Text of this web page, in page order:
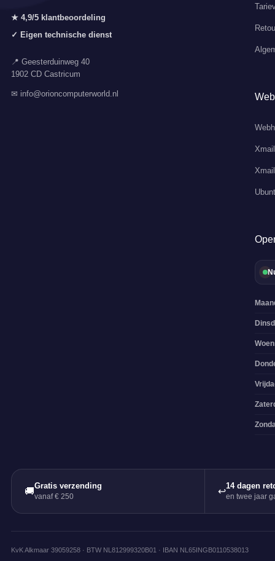
★ 4,9/5 klantbeoordeling
✓ Eigen technische dienst
📍 Geesterduinweg 40
1902 CD Castricum
✉ info@orioncomputerworld.nl
🚚Gratis verzending
vanaf € 250
↩14 dagen
en twee jaar
KvK Alkmaar 39059258 · BTW NL812999320B01 · IBAN NL65INGB0110538013